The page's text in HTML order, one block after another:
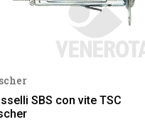
SBS con vite TSC